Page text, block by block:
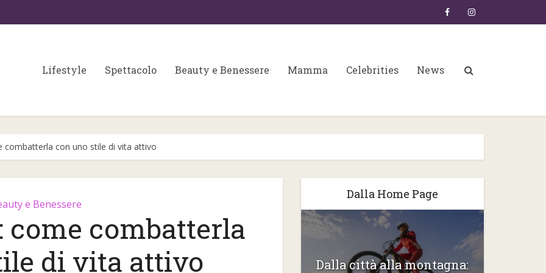
Lifestyle Spettacolo Beauty e Benessere Mamma Celebrities News
combatterla con uno stile di vita attivo
e Benessere
come combatterla
di vita attivo
Dalla Home Page
per
skin care
Colori matrimonio 2026:
partecipazioni e
Dalla città alla montagna: